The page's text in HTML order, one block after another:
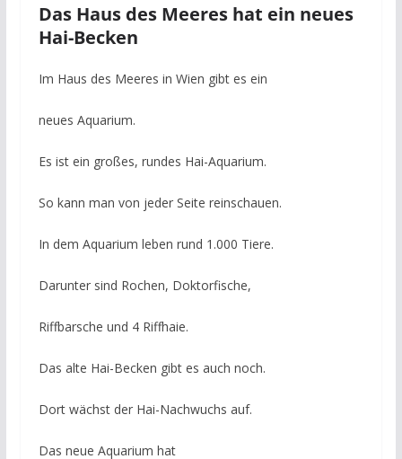
Das Haus des Meeres hat ein neues
Hai-Becken
Im Haus des Meeres in Wien gibt es ein
neues Aquarium.
Es ist ein großes, rundes Hai-Aquarium.
So kann man von jeder Seite reinschauen.
In dem Aquarium leben rund 1.000 Tiere.
Darunter sind Rochen, Doktorfische,
Riffbarsche und 4 Riffhaie.
Das alte Hai-Becken gibt es auch noch.
Dort wächst der Hai-Nachwuchs auf.
Das neue Aquarium hat